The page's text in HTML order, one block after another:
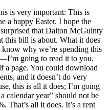
is very important: This is
a happy Easter. I hope the
that Dalton McGuinty
this bill is about. What it does
why we’re spending this
going to read it to you.
a page. You could download
and it doesn’t do very
this is all it does; I’m going
calendar year” should not be
That’s all it does. It’s a rent